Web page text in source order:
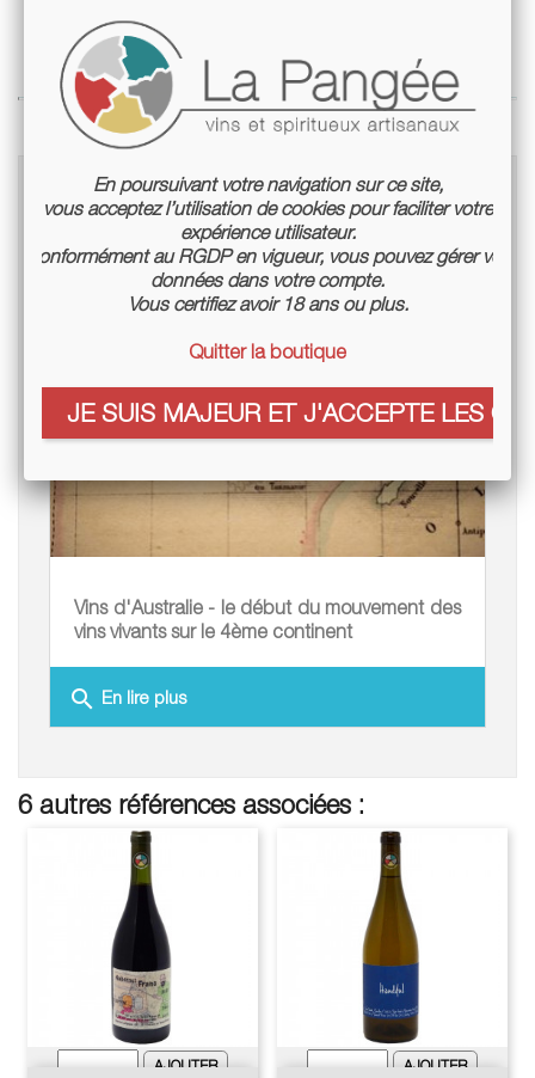
Articles du blog en relation
Vins d'Australie - le début du mouvement des
vins vivants sur le 4ème continent
search En lire plus
6 autres références associées :
En poursuivant votre navigation sur ce site,
vous acceptez l’utilisation de cookies pour faciliter votre
expérience utilisateur.
Conformément au RGDP en vigueur, vous pouvez gérer vos
données dans votre compte.
Vous certifiez avoir 18 ans ou plus.
Quitter la boutique
JE SUIS MAJEUR ET J'ACCEPTE LES